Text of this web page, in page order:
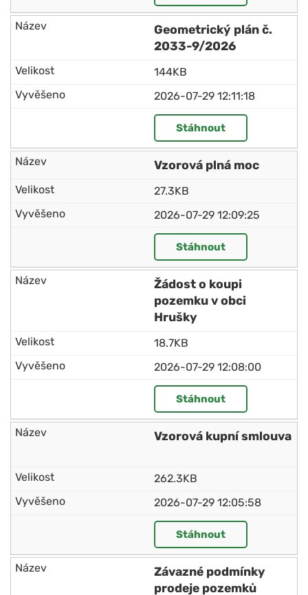
Geometrický plán č.
2033-9/2026
144KB
2026-07-29 12:11:18
Stáhnout
Vzorová plná moc
27.3KB
2026-07-29 12:09:25
Stáhnout
Žádost o koupi
pozemku v obci
Hrušky
18.7KB
2026-07-29 12:08:00
Stáhnout
Vzorová kupní smlouva
262.3KB
2026-07-29 12:05:58
Stáhnout
Závazné podmínky
prodeje pozemků